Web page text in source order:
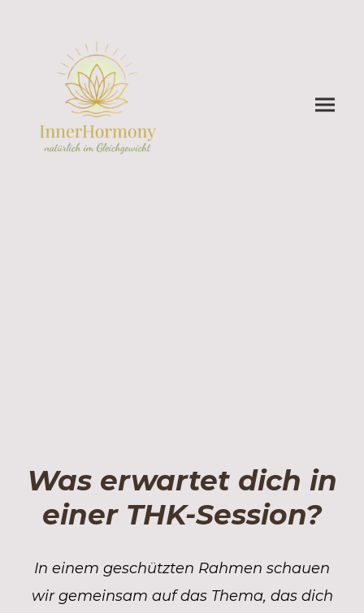
Was erwartet dich in
einer THK-Session?
In einem geschützten Rahmen schauen
wir gemeinsam auf das Thema, das dich